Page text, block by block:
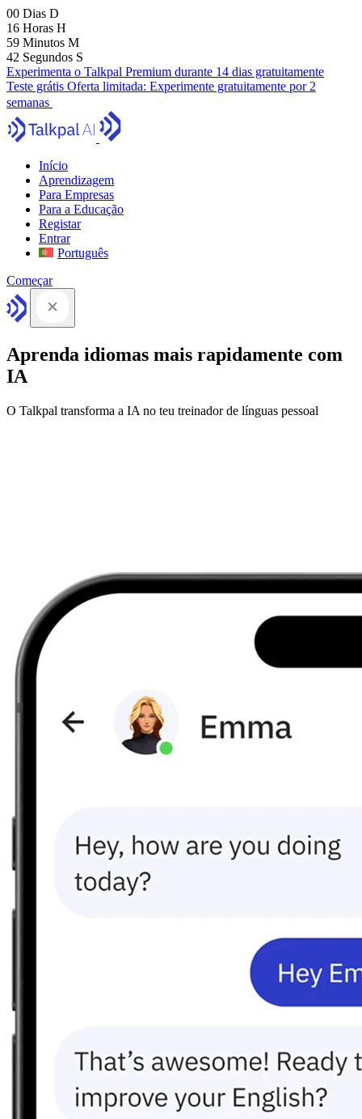
00 Dias D
16 Horas H
59 Minutos M
41 Segundos S
Experimenta o Talkpal Premium durante 14 dias gratuitamente
Teste grátis Oferta limitada: Experimente gratuitamente por 2
semanas
Início
Aprendizagem
Para Empresas
Para a Educação
Registar
Entrar
Português
Começar
Aprenda idiomas mais rapidamente com
IA
O Talkpal transforma a IA no teu treinador de línguas pessoal